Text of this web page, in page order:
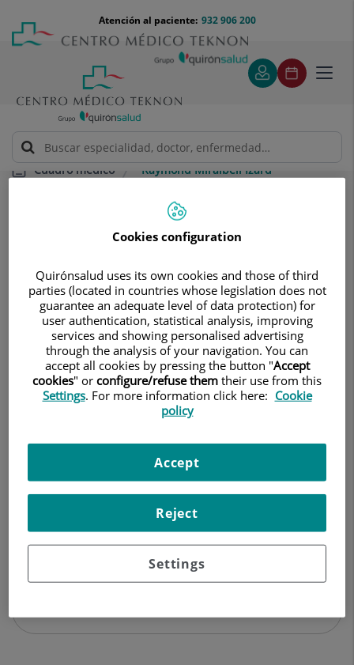
contenido
Menú
teléfono
cabecera
932 906 200
Atención al paciente:
Cuadro médico Raymond Miralbell Izard
RaymondMiralbell Izard
FACULTATIVO ESPECIALISTA ONCOLOGÍA
RADIOTERÁPICA
ONCOLOGÍA RADIOTERÁPICA
Centro Médico Teknon
Cookies configuration
Quirónsalud uses its own cookies and those of third
parties (located in countries whose legislation does not
guarantee an adequate level of data protection) for
user authentication, statistical analysis, improving
services and showing personalised advertising
through the analysis of your navigation. You can
accept all cookies by pressing the button "Accept
cookies" or configure/refuse them their use from this
Settings. For more information click here: Cookie
policy
Settings
Reject
Accept